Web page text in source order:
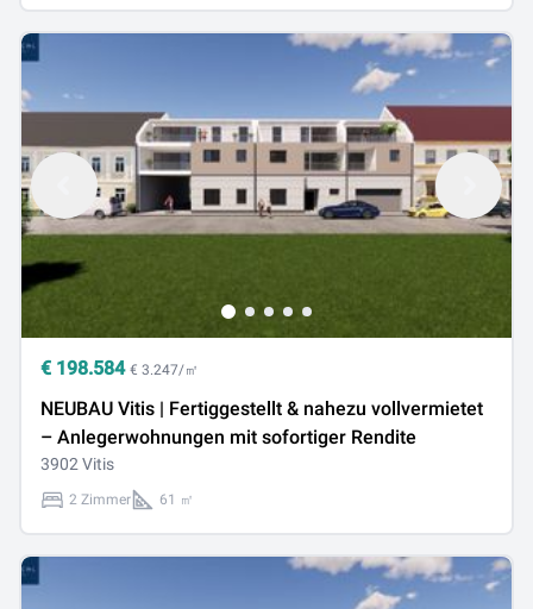
€ 198.584 € 3.247/㎡
NEUBAU Vitis | Fertiggestellt & nahezu vollvermietet
– Anlegerwohnungen mit sofortiger Rendite
3902 Vitis
2 Zimmer 61 ㎡